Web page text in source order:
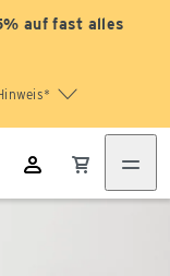
auf fast alles